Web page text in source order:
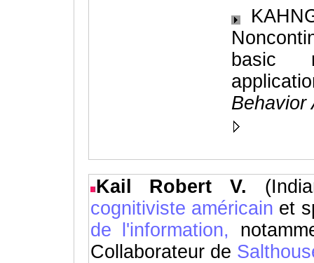
basic
Kail Robert V.
cognitiviste américain et
de l'information,
Collaborateur de